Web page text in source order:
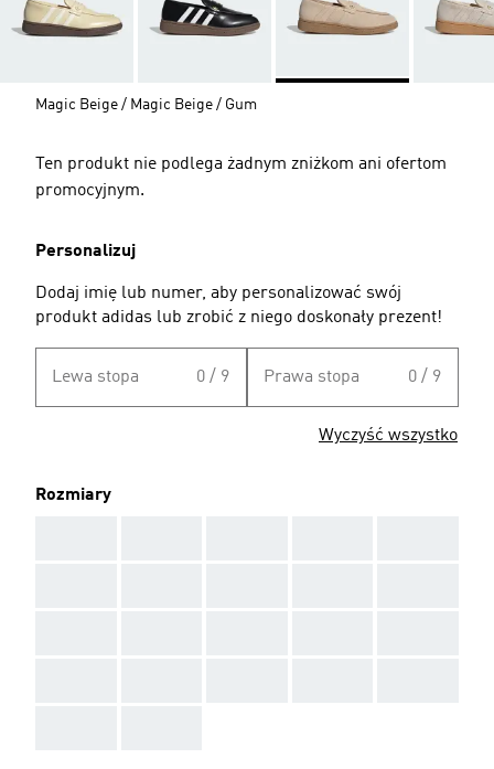
Magic Beige / Magic Beige / Gum
Ten produkt nie podlega żadnym zniżkom ani ofertom
promocyjnym.
Personalizuj
Dodaj imię lub numer, aby personalizować swój
produkt adidas lub zrobić z niego doskonały prezent!
Lewa stopa 0 / 9 Prawa stopa 0 / 9
Wyczyść wszystko
Rozmiary